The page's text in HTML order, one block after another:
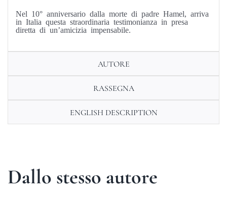
Nel 10° anniversario dalla morte di padre Hamel, arriva
in Italia questa straordinaria testimonianza in presa
diretta di un’amicizia impensabile.
AUTORE
RASSEGNA
ENGLISH DESCRIPTION
Dallo stesso autore